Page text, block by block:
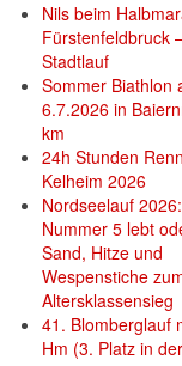
Nils beim
Fürstenfeldbruck
Stadtlauf
Sommer Biathlon
6.7.2026 in
km
24h Stunden
Kelheim 2026
Nordseelauf 2026:
Nummer 5 lebt
Sand, Hitze und
Wespenstiche
Altersklassensieg
41. Blomberglauf
Hm (3. Platz in